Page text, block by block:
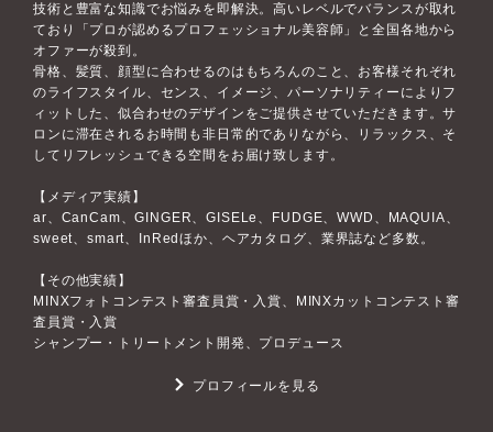
技術と豊富な知識でお悩みを即解決。高いレベルでバランスが取れ
ており「プロが認めるプロフェッショナル美容師」と全国各地から
オファーが殺到。
骨格、髪質、顔型に合わせるのはもちろんのこと、お客様それぞれ
のライフスタイル、センス、イメージ、パーソナリティーによりフ
ィットした、似合わせのデザインをご提供させていただきます。サ
ロンに滞在されるお時間も非日常的でありながら、リラックス、そ
してリフレッシュできる空間をお届け致します。
【メディア実績】
ar、CanCam、GINGER、GISELe、FUDGE、WWD、MAQUIA、
sweet、smart、InRedほか、ヘアカタログ、業界誌など多数。
【その他実績】
MINXフォトコンテスト審査員賞・入賞、MINXカットコンテスト審
査員賞・入賞
シャンプー・トリートメント開発、プロデュース
プロフィールを見る